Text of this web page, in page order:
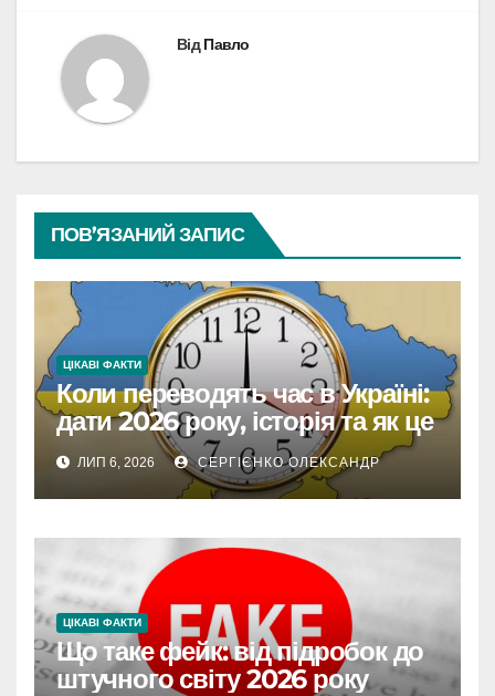
ВідПавло
ПОВ’ЯЗАНИЙ ЗАПИС
ЦІКАВІ ФАКТИ
Коли переводять час в Україні:
дати 2026 року, історія та як це
впливає на життя
ЛИП 6, 2026 СЕРГІЄНКО ОЛЕКСАНДР
ЦІКАВІ ФАКТИ
Що таке фейк: від підробок до
штучного світу 2026 року